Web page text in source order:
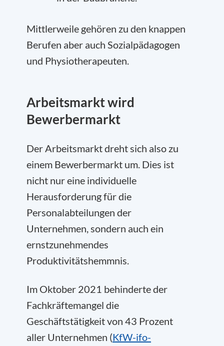
Mittlerweile gehören zu den knappen
Berufen aber auch Sozialpädagogen
und Physiotherapeuten.
Arbeitsmarkt wird
Bewerbermarkt
Der Arbeitsmarkt dreht sich also zu
einem Bewerbermarkt um. Dies ist
nicht nur eine individuelle
Herausforderung für die
Personalabteilungen der
Unternehmen, sondern auch ein
ernstzunehmendes
Produktivitätshemmnis.
Im Oktober 2021 behinderte der
Fachkräftemangel die
Geschäftstätigkeit von 43 Prozent
aller Unternehmen (KfW-ifo-